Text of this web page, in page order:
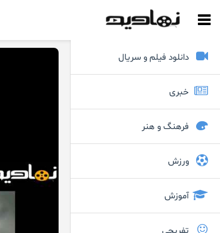
دانلود فیلم و سریال
خبری
فرهنگ و هنر
ورزش
آموزش